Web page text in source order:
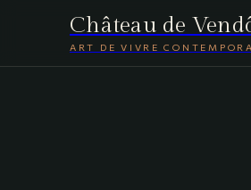
Château de
ART DE VIVRE